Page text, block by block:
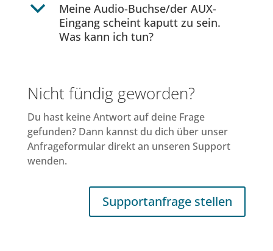
b
Meine Audio-Buchse/der AUX-
Eingang scheint kaputt zu sein.
Was kann ich tun?
Nicht fündig geworden?
Du hast keine Antwort auf deine Frage
gefunden? Dann kannst du dich über unser
Anfrageformular direkt an unseren Support
wenden.
Supportanfrage stellen